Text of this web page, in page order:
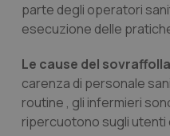
parte degli operatori
esecuzione delle
Le cause del
carenza di personale
routine , gli infermieri
ripercuotono sugli utenti